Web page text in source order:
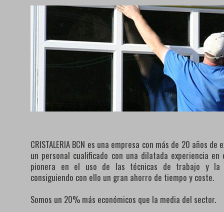
CRISTALERIA BCN es una empresa con más de 20 años
un personal cualificado con una dilatada experiencia en
pionera en el uso de las técnicas de trabajo y la
consiguiendo con ello un gran ahorro de tiempo y coste.
Somos un 20% más económicos que la media del sector.